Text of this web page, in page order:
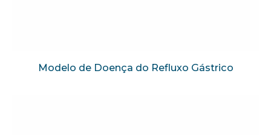
Modelo de Doença do Refluxo Gástrico